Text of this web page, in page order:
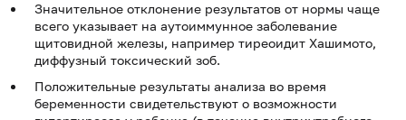
Значительное отклонение результатов от нормы чаще
всего указывает на аутоиммунное заболевание
щитовидной железы, например тиреоидит Хашимото,
диффузный токсический зоб.
Положительные результаты анализа во время
беременности свидетельствуют о возможности